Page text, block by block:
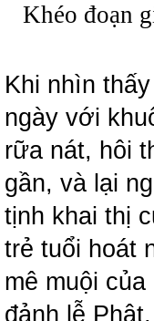
Khéo đoạn
Khi nhìn
ngày với
rữa nát, hôi
gần, và lại
tịnh khai thị
trẻ tuổi hoát
mê muội
đảnh lễ